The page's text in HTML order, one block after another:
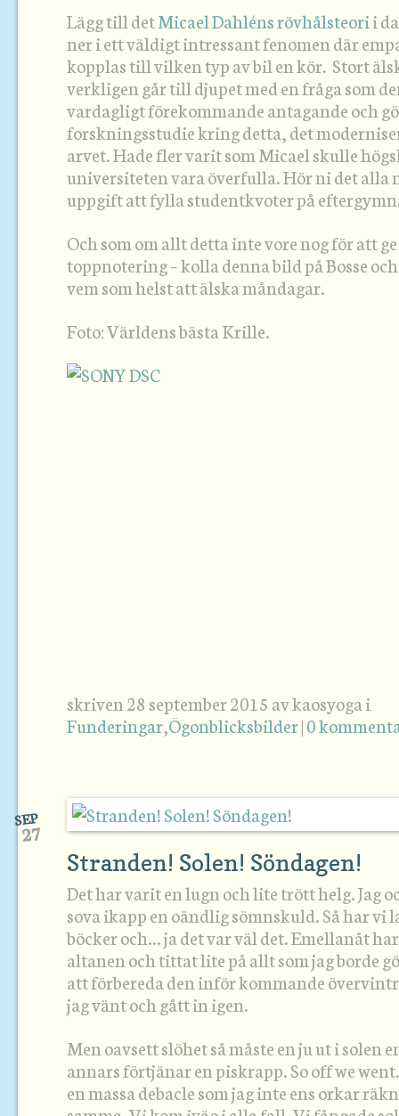
Lägg till detMicael Dahléns rövhålsteorii
ner i ett väldigt intressant fenomen där
kopplas till vilken typ av bil en kör. Stort
verkligen går till djupet med en fråga som
vardagligt förekommande antagande och
forskningsstudie kring detta, det
arvet. Hade fler varit som Micael skulle
universiteten vara överfulla. Hör ni det alla
uppgift att fylla studentkvoter på
Och som om allt detta inte vore nog för att
toppnotering – kolla denna bild på Bosse
vem som helst att älska måndagar.
Foto: Världens bästa Krille.
skriven 28 september 2015 av kaosyoga i
Funderingar,Ögonblicksbilder|0
Stranden! Solen! Söndagen!
SEP
27
Det har varit en lugn och lite trött helg. Jag
sova ikapp en oändlig sömnskuld. Så har vi
böcker och… ja det var väl det. Emellanåt
altanen och tittat lite på allt som jag borde
att förbereda den inför kommande
jag vänt och gått in igen.
Men oavsett slöhet så måste en ju ut i solen
annars förtjänar en piskrapp. So off we
en massa debacle som jag inte ens orkar